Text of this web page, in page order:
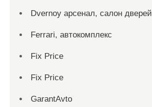
Dvernoy арсенал, салон дверей
Ferrari, автокомплекс
Fix Price
Fix Price
GarantAvto